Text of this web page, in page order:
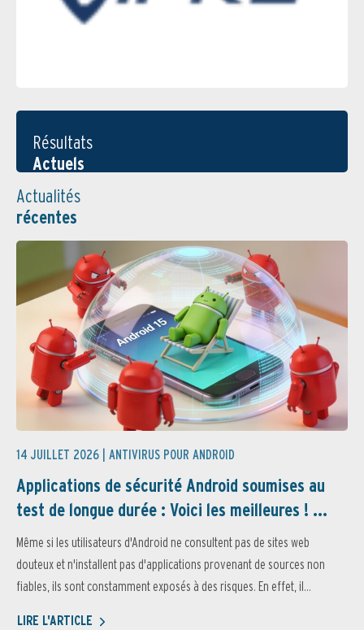
Résultats
Actuels
Actualités
récentes
14 JUILLET 2026 | ANTIVIRUS POUR ANDROID
Applications de sécurité Android soumises au
test de longue durée : Voici les meilleures ! ...
Même si les utilisateurs d'Android ne consultent pas de sites web
douteux et n'installent pas d'applications provenant de sources non
fiables, ils sont constamment exposés à des risques. En effet, il...
LIRE L'ARTICLE